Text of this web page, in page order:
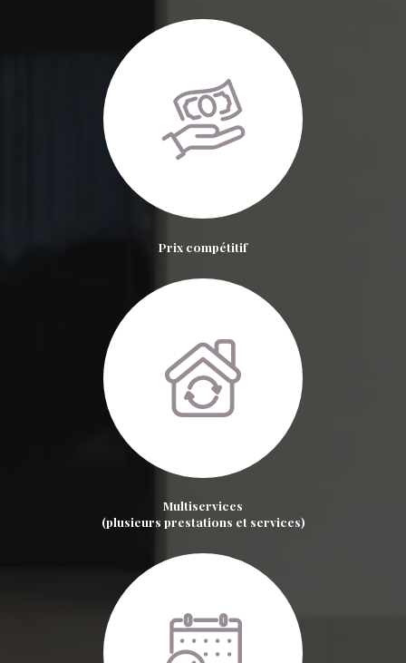
Prix compétitif
Multiservices
(plusieurs prestations et services)